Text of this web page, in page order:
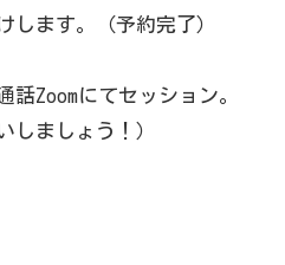
します。（予約完了）
Zoomにてセッション。
しましょう！）